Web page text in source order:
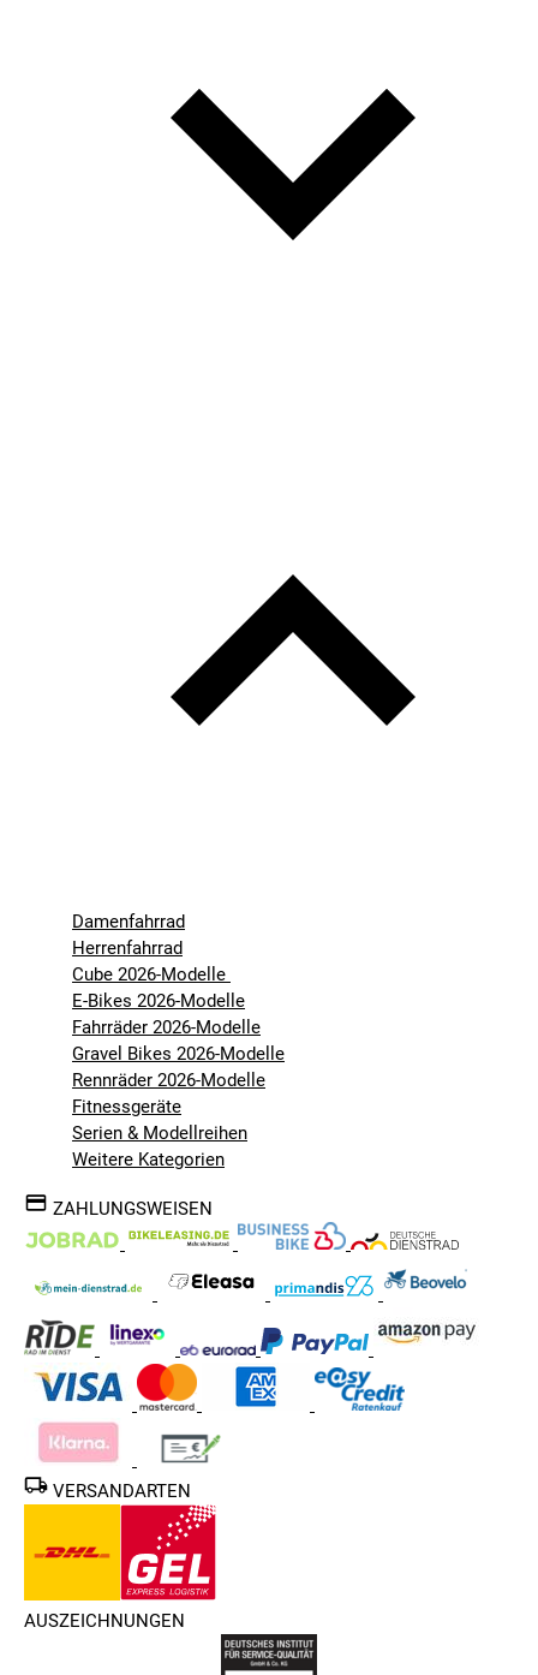
Damenfahrrad
Herrenfahrrad
Cube 2026-Modelle
E-Bikes 2026-Modelle
Fahrräder 2026-Modelle
Gravel Bikes 2026-Modelle
Rennräder 2026-Modelle
Fitnessgeräte
Serien & Modellreihen
Weitere Kategorien
ZAHLUNGSWEISEN
VERSANDARTEN
AUSZEICHNUNGEN